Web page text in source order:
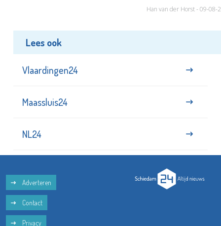
Han van der Horst - 09-08-
Lees ook
Vlaardingen24
Maassluis24
NL24
Adverteren
Contact
Privacy